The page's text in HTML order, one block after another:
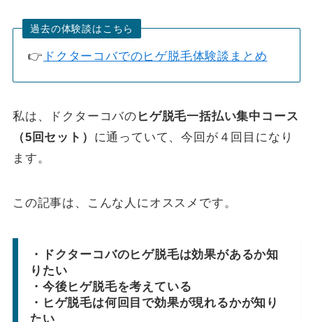
過去の体験談はこちら
👉 ドクターコバでのヒゲ脱毛体験談まとめ
私は、ドクターコバの ヒゲ脱毛一括払い集中コース
（5回セット） に通っていて、今回が４回目になり
ます。
この記事は、こんな人にオススメです。
・ドクターコバのヒゲ脱毛は効果があるか知
りたい
・今後ヒゲ脱毛を考えている
・ヒゲ脱毛は何回目で効果が現れるかが知り
たい